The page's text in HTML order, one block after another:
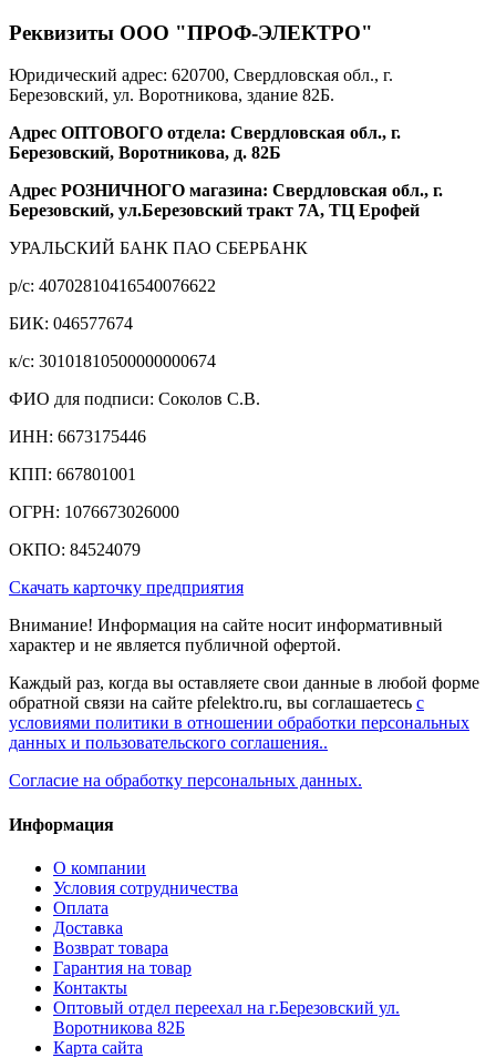
Реквизиты ООО "ПРОФ-ЭЛЕКТРО"
Юридический адрес: 620700, Свердловская обл., г.
Березовский, ул. Воротникова, здание 82Б.
Адрес ОПТОВОГО отдела: Свердловская обл., г.
Березовский, Воротникова, д. 82Б
Адрес РОЗНИЧНОГО магазина: Свердловская обл., г.
Березовский, ул.Березовский тракт 7А, ТЦ Ерофей
УРАЛЬСКИЙ БАНК ПАО СБЕРБАНК
р/c: 40702810416540076622
БИК: 046577674
к/c: 30101810500000000674
ФИО для подписи: Соколов С.В.
ИНН: 6673175446
КПП: 667801001
ОГРН: 1076673026000
ОКПО: 84524079
Скачать карточку предприятия
Внимание! Информация на сайте носит информативный
характер и не является публичной офертой.
Каждый раз, когда вы оставляете свои данные в любой форме
обратной связи на сайте pfelektro.ru, вы соглашаетесь с
условиями политики в отношении обработки персональных
данных и пользовательского соглашения..
Согласие на обработку персональных данных.
Информация
О компании
Условия сотрудничества
Оплата
Доставка
Возврат товара
Гарантия на товар
Контакты
Оптовый отдел переехал на г.Березовский ул.
Воротникова 82Б
Карта сайта